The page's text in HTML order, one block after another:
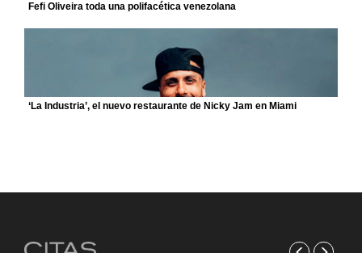
Fefi Oliveira toda una polifacética venezolana
‘La Industria’, el nuevo restaurante de Nicky Jam en Miami